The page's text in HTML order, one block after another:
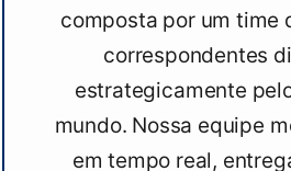
composta por um time
correspondentes
estrategicamente
mundo. Nossa equipe
em tempo real,